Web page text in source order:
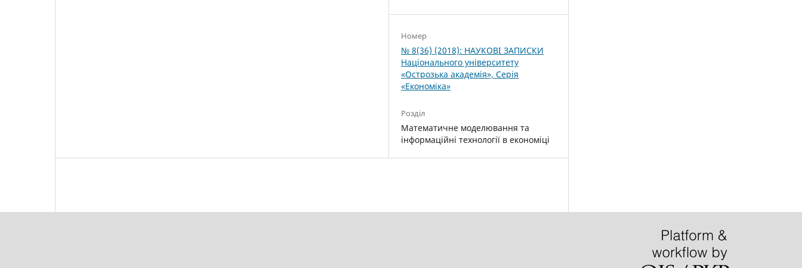
Номер
№ 8(36) (2018): НАУКОВІ ЗАПИСКИ
Національного університету
«Острозька акаде­мія», Серія
«Економіка»
Розділ
Математичне моделювання та
інформаційні технології в економіці